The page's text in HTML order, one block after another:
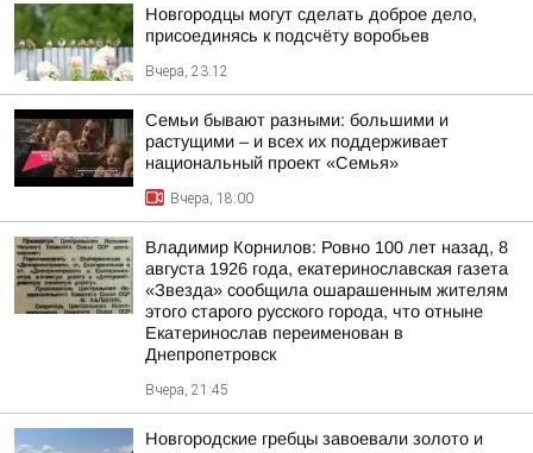
Новгородцы могут сделать доброе дело,
присоединясь к подсчёту воробьев
Вчера, 23:12
Семьи бывают разными: большими и
растущими – и всех их поддерживает
национальный проект «Семья»
Вчера, 18:00
Владимир Корнилов: Ровно 100 лет назад, 8
августа 1926 года, екатеринославская газета
«Звезда» сообщила ошарашенным жителям
этого старого русского города, что отныне
Екатеринослав переименован в
Днепропетровск
Вчера, 21:45
Новгородские гребцы завоевали золото и